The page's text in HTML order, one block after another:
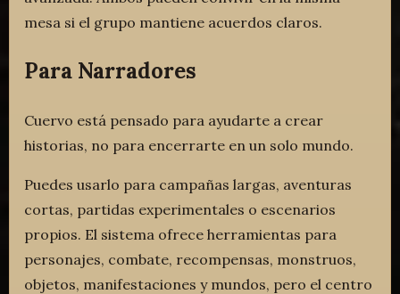
mesa si el grupo mantiene acuerdos claros.
Para Narradores
Cuervo está pensado para ayudarte a crear
historias, no para encerrarte en un solo mundo.
Puedes usarlo para campañas largas, aventuras
cortas, partidas experimentales o escenarios
propios. El sistema ofrece herramientas para
personajes, combate, recompensas, monstruos,
objetos, manifestaciones y mundos, pero el centro